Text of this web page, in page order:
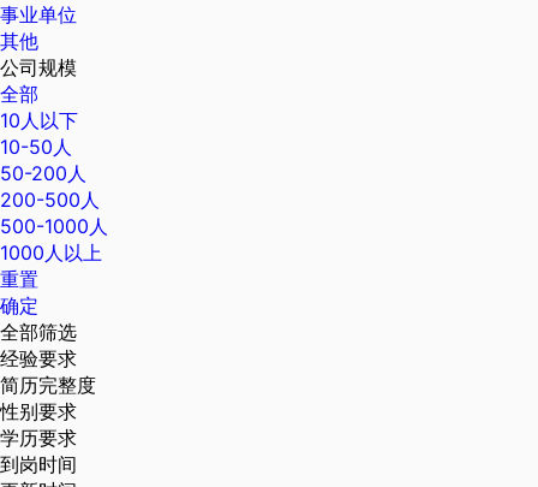
事业单位
其他
公司规模
全部
10人以下
10-50人
50-200人
200-500人
500-1000人
1000人以上
重置
确定
全部筛选
经验要求
简历完整度
性别要求
学历要求
到岗时间